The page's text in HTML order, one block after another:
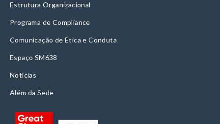
Estrutura Organizacional
Programa de Compliance
Comunicação de Ética e Conduta
Espaço SM638
Notícias
Além da Sede